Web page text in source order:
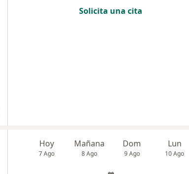
Solicita una cita
Hoy
7 Ago
Mañana
8 Ago
Dom
9 Ago
Lun
10 Ago